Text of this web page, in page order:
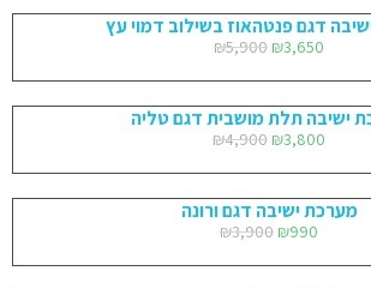
דגם פנטהאוז בשילוב דמוי עץ
₪5,900 ₪3,650
ישיבה תלת מושבית דגם טליה
₪4,900 ₪3,800
מערכת ישיבה דגם ורונה
₪3,900 ₪990